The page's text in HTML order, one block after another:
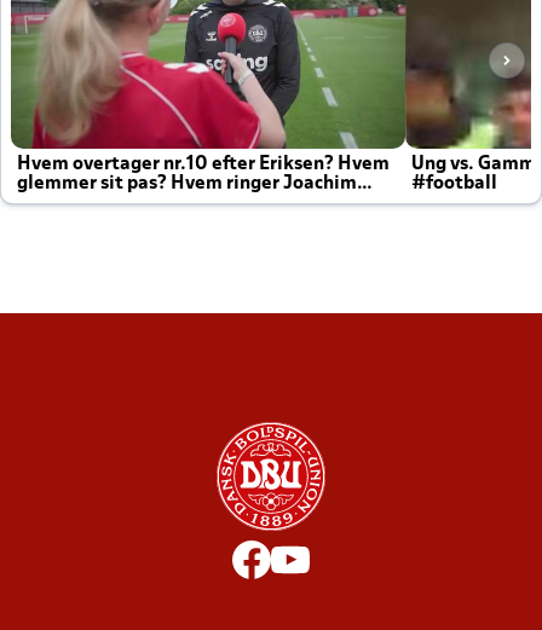
Hvem overtager nr.10 efter Eriksen? Hvem
glemmer sit pas? Hvem ringer Joachim
altid til efter kampe?
Ung vs.
#football